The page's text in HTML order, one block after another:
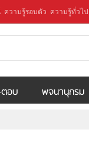
ความรู้รอบตัว ความรู้ทั่วไป
อบ พจนานุกรม